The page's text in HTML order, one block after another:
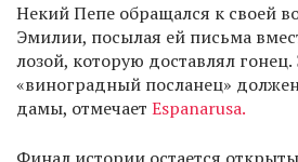
Некий Пепе обращался к своей
Эмилии, посылая ей письма
лозой, которую доставлял гонец.
«виноградный посланец»
дамы, отмечает Espanarusa.